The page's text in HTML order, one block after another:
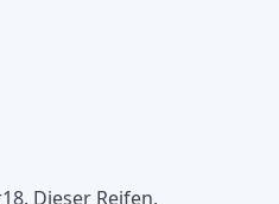
Dieser Reifen,